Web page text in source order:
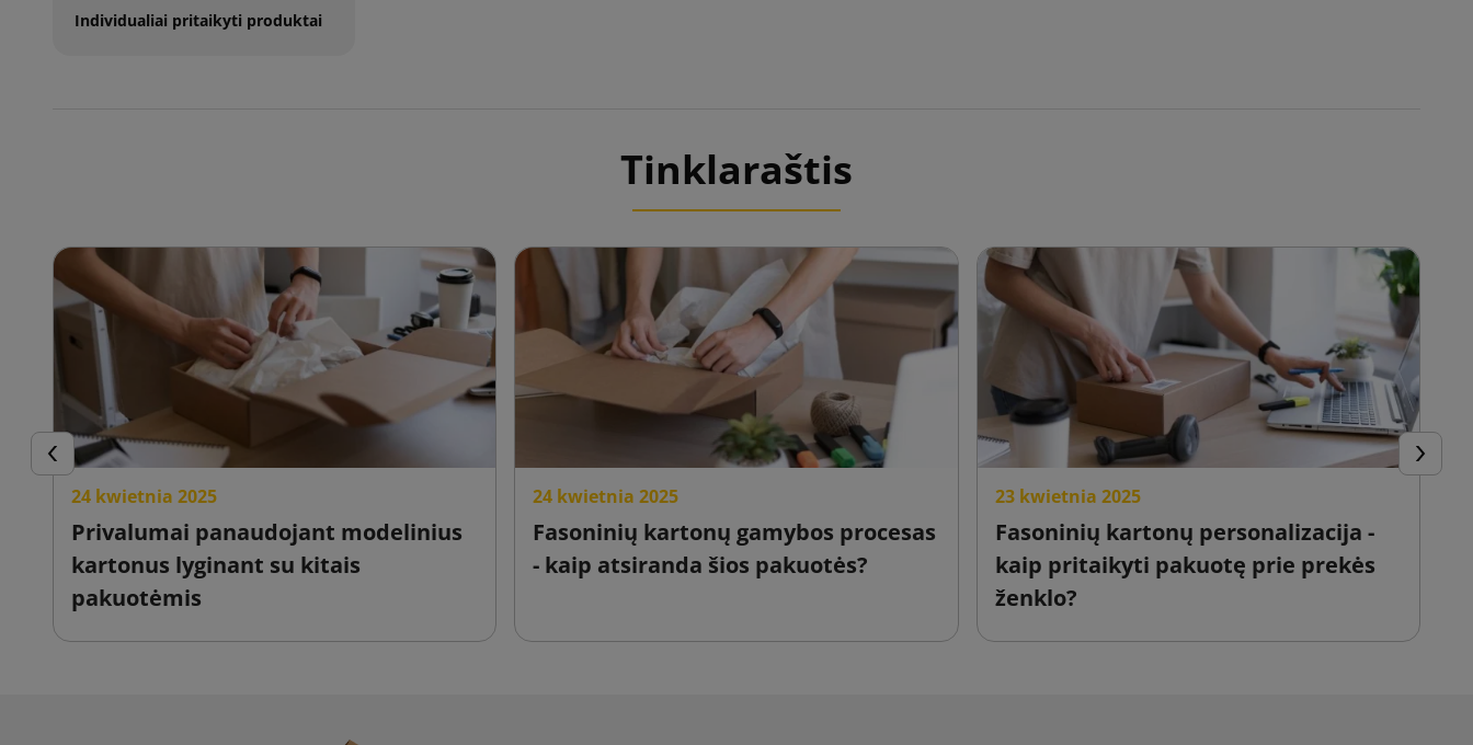
Individualiai pritaikyti produktai
Tinklaraštis
Ankstesnis Tęsti
24 kwietnia 2025
Privalumai panaudojant modelinius
kartonus lyginant su kitais
pakuotėmis
24 kwietnia 2025
Fasoninių kartonų gamybos procesas
- kaip atsiranda šios pakuotės?
23 kwietnia 2025
Fasoninių kartonų personalizacija -
kaip pritaikyti pakuotę prie prekės
ženklo?